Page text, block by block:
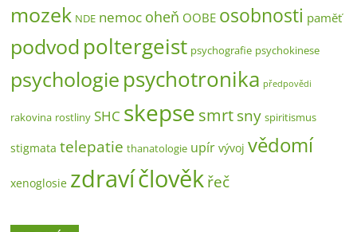
mozek NDE nemoc oheň OOBE osobnosti paměť
podvod poltergeist psychografie psychokinese
psychologie psychotronika předpovědi
rakovina rostliny SHC skepse smrtsny spiritismus
stigmata telepatie thanatologie upír vývoj vědomí
xenoglosie zdravíčlověkřeč